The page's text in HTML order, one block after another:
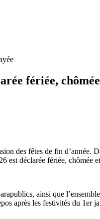
fériée,
des fêtes de fin
déclarée fériée, chômée
ainsi que
après les festivités du 1er